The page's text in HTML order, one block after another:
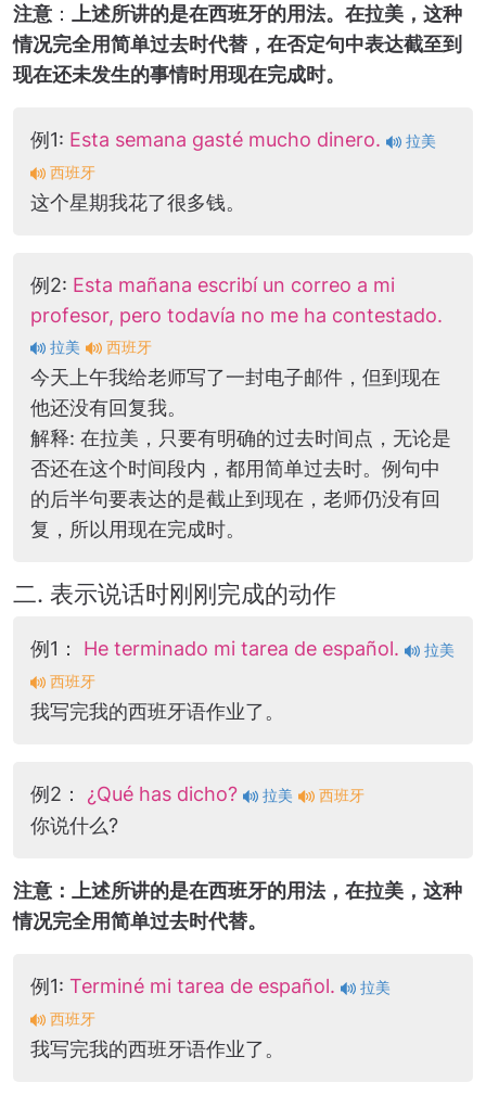
注意 ：
上述所讲的是在西班牙的用法。在拉美，这种
情况完全用简单过去时代替，在否定句中表达截至到
现在还未发生的事情时用现在完成时。
例1: Esta semana gasté mucho dinero.
拉美
西班牙
这个星期我花了很多钱。
例2: Esta mañana escribí un correo a mi
profesor, pero todavía no me ha contestado.
拉美 西班牙
今天上午我给老师写了一封电子邮件，但到现在
他还没有回复我。
解释: 在拉美，只要有明确的过去时间点，无论是
否还在这个时间段内，都用简单过去时。例句中
的后半句要表达的是截止到现在，老师仍没有回
复，所以用现在完成时。
二. 表示说话时刚刚完成的动作
例1： He terminado mi tarea de español.
拉美
西班牙
我写完我的西班牙语作业了。
例2： ¿Qué has dicho? 拉美 西班牙
你说什么?
注意：上述所讲的是在西班牙的用法，在拉美，这种
情况完全用简单过去时代替。
例1: Terminé mi tarea de español.
拉美
西班牙
我写完我的西班牙语作业了。